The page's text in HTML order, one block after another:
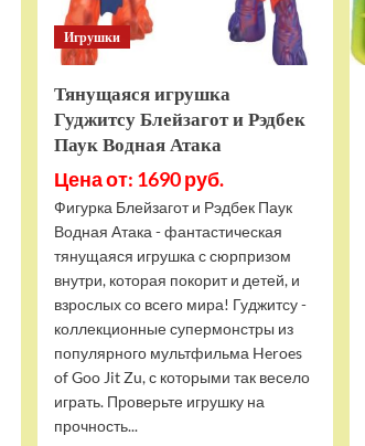
Игрушки
Тянущаяся игрушка
Гуджитсу Блейзагот и Рэдбек
Паук Водная Атака
Цена от: 1690 руб.
Фигурка Блейзагот и Рэдбек Паук
Водная Атака - фантастическая
тянущаяся игрушка с сюрпризом
внутри, которая покорит и детей, и
взрослых со всего мира! Гуджитсу -
коллекционные супермонстры из
популярного мультфильма Heroes
of Goo Jit Zu, с которыми так весело
играть. Проверьте игрушку на
прочность...